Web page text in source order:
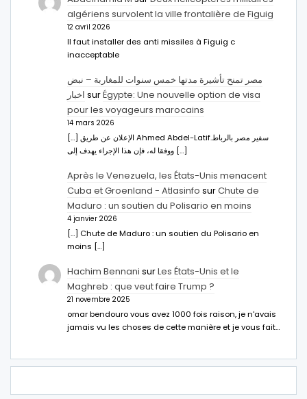
algériens survolent la ville frontalière de Figuig
12 avril 2026
Il faut installer des anti missiles à Figuig c
inacceptable
مصر تمنح تأشيرة مدتها خمس سنوات للمغاربة – نبض
اخبار surÉgypte: Une nouvelle option de visa
pour les voyageurs marocains
14 mars 2026
[…] الإعلان عن طريق Ahmed Abdel-Latifسفير مصر بالرباط.
ووفقا له، فإن هذا الإجراء يهدف إلى […]
Après le Venezuela, les États-Unis menacent
Cuba et Groenland - Atlasinfo surChute de
Maduro : un soutien du Polisario en moins
4 janvier 2026
[…] Chute de Maduro : un soutien du Polisario en
moins […]
Hachim Bennani surLes États-Unis et le
Maghreb : que veut faire Trump ?
21 novembre 2025
omar bendouro vous avez 1000 fois raison, je n'avais
jamais vu les choses de cette manière et je vous fait…